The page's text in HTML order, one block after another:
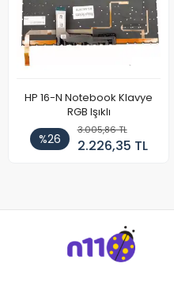
HP 16-N Notebook Klavye
RGB Işıklı
%26
3.005,86 TL
2.226,35 TL